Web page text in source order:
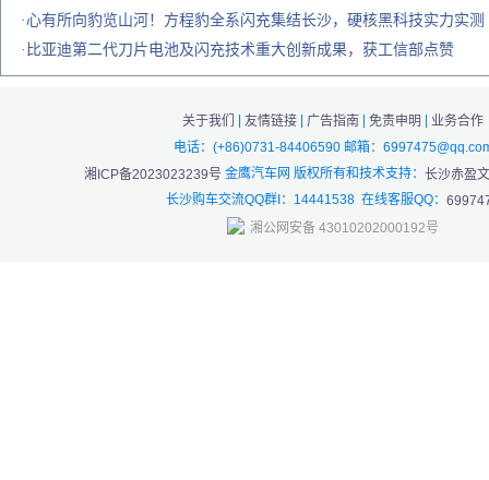
·心有所向豹览山河！方程豹全系闪充集结长沙，硬核黑科技实力实测
·比亚迪第二代刀片电池及闪充技术重大创新成果，获工信部点赞
关于我们 | 友情链接 | 广告指南 | 免责申明 | 业务合作
电话：(+86)0731-84406590 邮箱：
湘ICP备2023023239号 金鹰汽车网 版权所有和技术支持： 长沙赤盈
长沙购车交流QQ群I：14441538 在线客服QQ：
湘公网安备 43010202000192号